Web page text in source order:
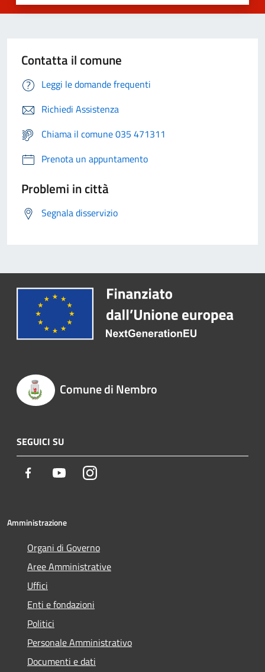
Contatta il comune
Leggi le domande frequenti
Richiedi Assistenza
Chiama il comune 035 471311
Prenota un appuntamento
Problemi in città
Segnala disservizio
Comune di Nembro
SEGUICI SU
Facebook YoutubeInstagram
Amministrazione
Organi di Governo
Aree Amministrative
Uffici
Enti e fondazioni
Politici
Personale Amministrativo
Documenti e dati